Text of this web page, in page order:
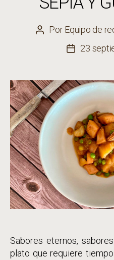
Autor
PorEquipo de
Fecha
entrada
23
Sabores eternos,
plato que requiere